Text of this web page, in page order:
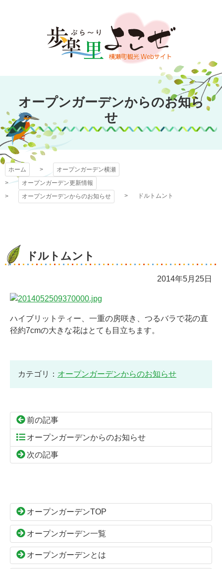
文
キ
プ
オープンガーデン
横瀬
オープンガーデンからのお知ら
せ
ホーム
オープンガーデン横瀬
オープンガーデン更新情報
オープンガーデンからのお知らせ
ドルトムント
ドルトムント
2014年5月25日
ハイブリットティー、一重の房咲き、つるバラで花の直
径約7cmの大きな花はとても目立ちます。
カテゴリ： オープンガーデンからのお知らせ
前の記事
オープンガーデンからのお知らせ
次の記事
ン
本
文
先
の
頭
へ
る
オープンガーデンTOP
オープンガーデン一覧
オープンガーデンとは